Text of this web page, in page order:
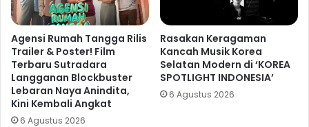
Agensi Rumah Tangga Rilis
Trailer & Poster! Film
Terbaru Sutradara
Langganan Blockbuster
Lebaran Naya Anindita,
Kini Kembali Angkat
6 Agustus 2026
Rasakan Keragaman
Kancah Musik Korea
Selatan Modern di ‘KOREA
SPOTLIGHT INDONESIA’
6 Agustus 2026